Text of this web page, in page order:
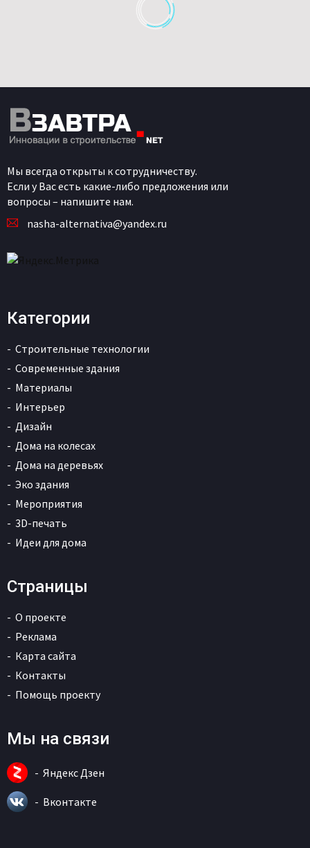
Мы всегда открыты к сотрудничеству.
Если у Вас есть какие-либо предложения или
вопросы – напишите нам.
nasha-alternativa@yandex.ru
Категории
Строительные технологии
Современные здания
Материалы
Интерьер
Дизайн
Дома на колесах
Дома на деревьях
Эко здания
Мероприятия
3D-печать
Идеи для дома
Страницы
О проекте
Реклама
Карта сайта
Контакты
Помощь проекту
Мы на связи
Яндекс Дзен
Вконтакте